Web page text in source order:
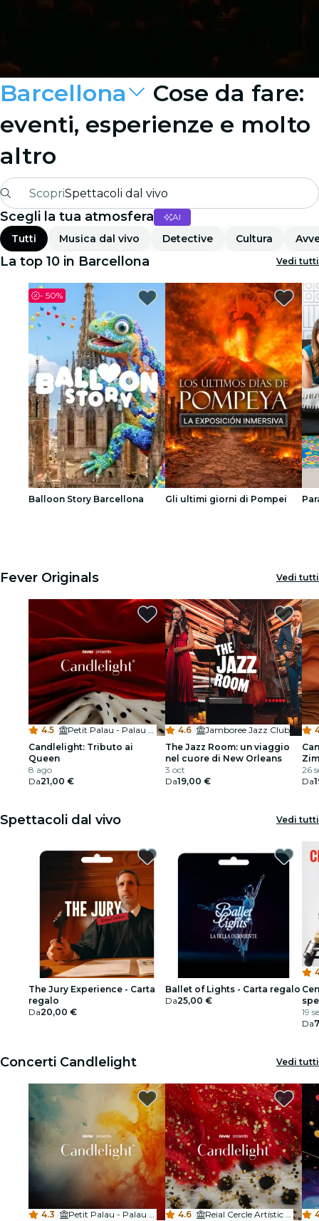
Barcellona
Cose da fare:
eventi, esperienze e molto
altro
ScopriSpettacoli dal vivo
Madrid
Candlelight
Londra
Esperienze e città
San Paolo
Mostre
Seoul
Tour città
Concerti
Ristoranti
Scegli la tua atmosfera AI
Tutti Musica dal vivo Detective Cultura
La top 10 in Barcellona Vedi tutti
- 50%
Balloon Story Barcellona Gli ultimi giorni di Pompei
Fever Originals Vedi tutti
4.5 ·
Petit Palau - Palau de la Música Catalana
Candlelight: Tributo ai
Queen
8 ago
Da21,00 €
4.6 ·
Jamboree Jazz Club
The Jazz Room: un viaggio
nel cuore di New Orleans
3 oct
Da19,00 €
26
Da
Spettacoli dal vivo Vedi tutti
The Jury Experience - Carta
regalo
Da20,00 €
Ballet of Lights - Carta regalo
Da25,00 €
19
Da
Concerti Candlelight Vedi tutti
4.3 ·
Petit Palau - Palau de la Música Catalana
4.6 ·
Reial Cercle Artístic de Barcelona